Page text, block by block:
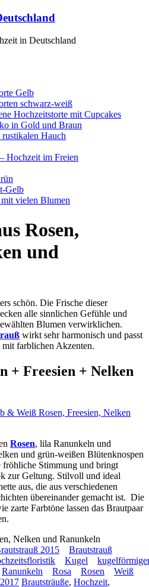
in Deutschland
Gelb
schwarz-weiß
Hochzeitstorte mit Cupcakes
in Gold und Braun
Hauch
Hochzeit im Freien
Gelb
vielen Blumen
Rosen,
und
schön. Die Frische dieser
alle sinnlichen Gefühle und
Blumen verwirklichen.
wirkt sehr harmonisch und passt
farblichen Akzenten.
+ Freesien + Nelken
Rosen, lila Ranunkeln und
und grün-weißen Blütenknospen
fröhliche Stimmung und bringt
zur Geltung. Stilvoll und ideal
aus, die aus verschiedenen
übereinander gemacht ist. Die
zarte Farbtöne lassen das Brautpaar
Nelken und Ranunkeln
2015
Brautstrauß
Kugel
Ranunkeln Rosa Rosen
Weiß
Brautsträuße, Hochzeit,